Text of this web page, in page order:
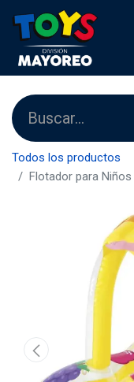
Todos los productos
Flotador para